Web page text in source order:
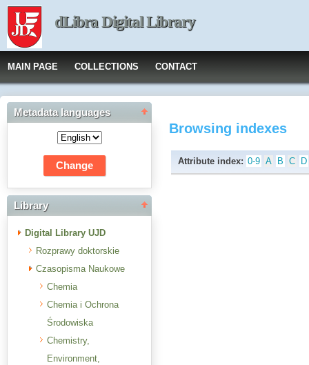
dLibra Digital Library
MAIN PAGE COLLECTIONS CONTACT
Metadata languages
Library
Digital Library UJD
Rozprawy doktorskie
Czasopisma Naukowe
Chemia
Chemia i Ochrona
Środowiska
Chemistry,
Environment,
Browsing indexes
Attribute index: 0-9 A B C D